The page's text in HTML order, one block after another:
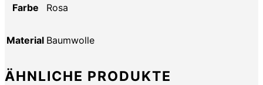
Farbe Rosa
Material Baumwolle
ÄHNLICHE PRODUKTE